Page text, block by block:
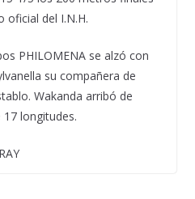
oficial del I.N.H.
PHILOMENA se alzó con
su compañera de
Wakanda arribó de
longitudes.